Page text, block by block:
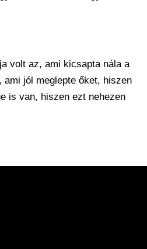
volt az, ami kicsapta nála a
jól meglepte őket, hiszen
is van, hiszen ezt nehezen